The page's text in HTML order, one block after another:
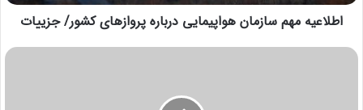
اطلاعیه مهم سازمان هواپیمایی درباره پروازهای کشور/ جزییات